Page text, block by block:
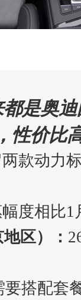
是奥
性价比
动力标
度相比1
区）：
要搭配套